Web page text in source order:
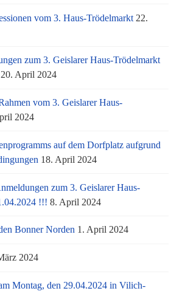
vom 3. Haus-Trödelmarkt 22.
zum 3. Geislarer Haus-Trödelmarkt
20. April 2024
vom 3. Geislarer Haus-
2024
auf dem Dorfplatz aufgrund
18. April 2024
zum 3. Geislarer Haus-
!!! 8. April 2024
Bonner Norden 1. April 2024
2024
Montag, den 29.04.2024 in Vilich-